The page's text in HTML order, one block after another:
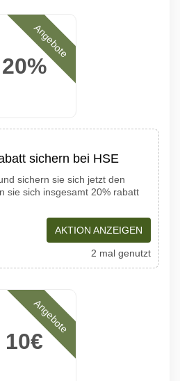
20%
Angebote
sichern bei HSE
sichern sie sich jetzt den
sie sich insgesamt 20% rabatt
AKTION ANZEIGEN
2 mal genutzt
10€
Angebote